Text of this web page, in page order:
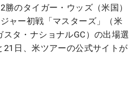
のタイガー・ウッズ（米国）
ャー初戦「マスターズ」（米
スタ・ナショナルGC）の出場選
21日、米ツアーの公式サイトが